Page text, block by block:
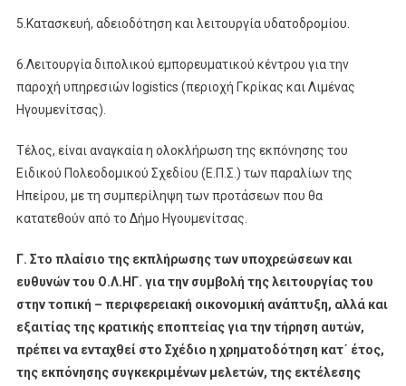
5.Κατασκευή, αδειοδότηση και λειτουργία υδατοδρομίου.
6.Λειτουργία διπολικού εμπορευματικού κέντρου για την
παροχή υπηρεσιών logistics (περιοχή Γκρίκας και Λιμένας
Ηγουμενίτσας).
Τέλος, είναι αναγκαία η ολοκλήρωση της εκπόνησης του
Ειδικού Πολεοδομικού Σχεδίου (Ε.Π.Σ.) των παραλίων της
Ηπείρου, με τη συμπερίληψη των προτάσεων που θα
κατατεθούν από το Δήμο Ηγουμενίτσας.
Γ. Στο πλαίσιο της εκπλήρωσης των υποχρεώσεων και
ευθυνών του Ο.Λ.ΗΓ. για την συμβολή της λειτουργίας του
στην τοπική – περιφερειακή οικονομική ανάπτυξη, αλλά και
εξαιτίας της κρατικής εποπτείας για την τήρηση αυτών,
πρέπει να ενταχθεί στο Σχέδιο η χρηματοδότηση κατ΄ έτος,
της εκπόνησης συγκεκριμένων μελετών, της εκτέλεσης